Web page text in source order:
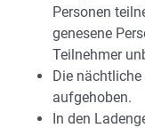
Personen
genesene
Teilnehmer
Die
aufgehoben.
In den